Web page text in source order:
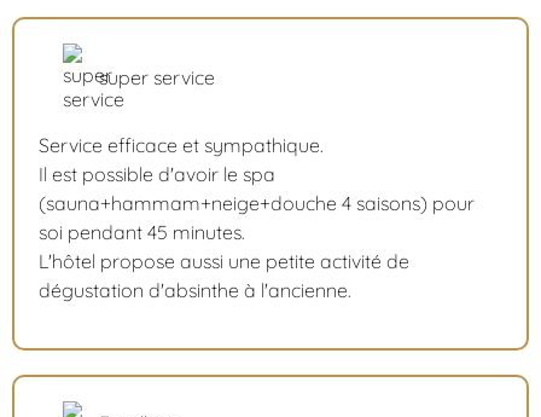
super service
Service efficace et sympathique.
Il est possible d'avoir le spa
(sauna+hammam+neige+douche 4 saisons) pour
soi pendant 45 minutes.
L'hôtel propose aussi une petite activité de
dégustation d'absinthe à l'ancienne.